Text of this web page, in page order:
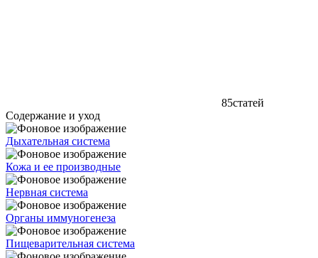
85статей
Содержание и уход
Дыхательная система
Кожа и ее производные
Нервная система
Органы иммуногенеза
Пищеварительная система